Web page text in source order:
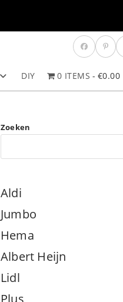
DIY 0 ITEMS €0.00
Zoeken
Aldi
Jumbo
Hema
Albert Heijn
Lidl
Plus